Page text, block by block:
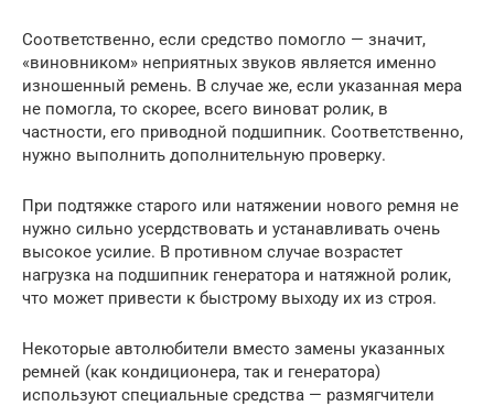
Соответственно, если средство помогло — значит,
«виновником» неприятных звуков является именно
изношенный ремень. В случае же, если указанная мера
не помогла, то скорее, всего виноват ролик, в
частности, его приводной подшипник. Соответственно,
нужно выполнить дополнительную проверку.
При подтяжке старого или натяжении нового ремня не
нужно сильно усердствовать и устанавливать очень
высокое усилие. В противном случае возрастет
нагрузка на подшипник генератора и натяжной ролик,
что может привести к быстрому выходу их из строя.
Некоторые автолюбители вместо замены указанных
ремней (как кондиционера, так и генератора)
используют специальные средства — размягчители